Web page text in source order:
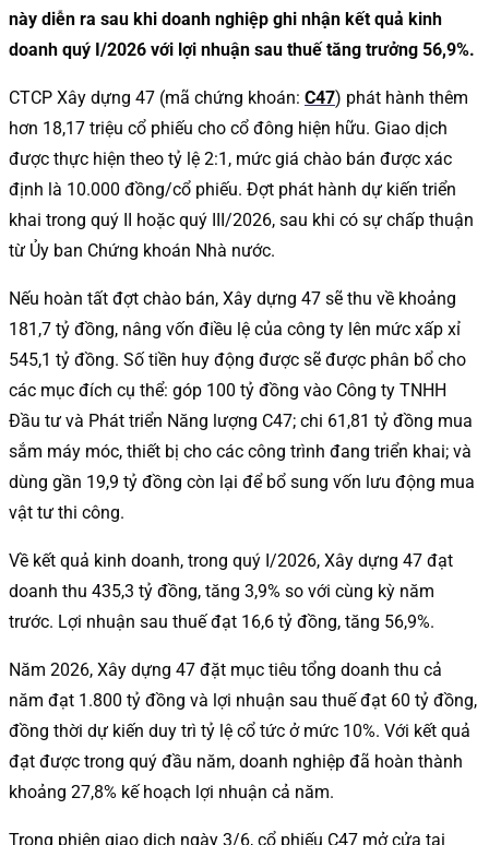
này diễn ra sau khi doanh nghiệp ghi nhận kết quả kinh
doanh quý I/2026 với lợi nhuận sau thuế tăng trưởng 56,9%.
CTCP Xây dựng 47 (mã chứng khoán: C47) phát hành thêm
hơn 18,17 triệu cổ phiếu cho cổ đông hiện hữu. Giao dịch
được thực hiện theo tỷ lệ 2:1, mức giá chào bán được xác
định là 10.000 đồng/cổ phiếu. Đợt phát hành dự kiến triển
khai trong quý II hoặc quý III/2026, sau khi có sự chấp thuận
từ Ủy ban Chứng khoán Nhà nước.
Nếu hoàn tất đợt chào bán, Xây dựng 47 sẽ thu về khoảng
181,7 tỷ đồng, nâng vốn điều lệ của công ty lên mức xấp xỉ
545,1 tỷ đồng. Số tiền huy động được sẽ được phân bổ cho
các mục đích cụ thể: góp 100 tỷ đồng vào Công ty TNHH
Đầu tư và Phát triển Năng lượng C47; chi 61,81 tỷ đồng mua
sắm máy móc, thiết bị cho các công trình đang triển khai; và
dùng gần 19,9 tỷ đồng còn lại để bổ sung vốn lưu động mua
vật tư thi công.
Về kết quả kinh doanh, trong quý I/2026, Xây dựng 47 đạt
doanh thu 435,3 tỷ đồng, tăng 3,9% so với cùng kỳ năm
trước. Lợi nhuận sau thuế đạt 16,6 tỷ đồng, tăng 56,9%.
Năm 2026, Xây dựng 47 đặt mục tiêu tổng doanh thu cả
năm đạt 1.800 tỷ đồng và lợi nhuận sau thuế đạt 60 tỷ đồng,
đồng thời dự kiến duy trì tỷ lệ cổ tức ở mức 10%. Với kết quả
đạt được trong quý đầu năm, doanh nghiệp đã hoàn thành
khoảng 27,8% kế hoạch lợi nhuận cả năm.
Trong phiên giao dịch ngày 3/6, cổ phiếu C47 mở cửa tại